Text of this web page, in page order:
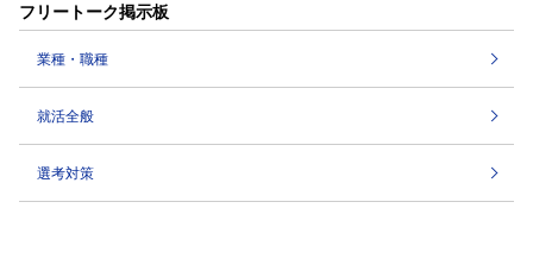
フリートーク掲示板
業種・職種
就活全般
選考対策